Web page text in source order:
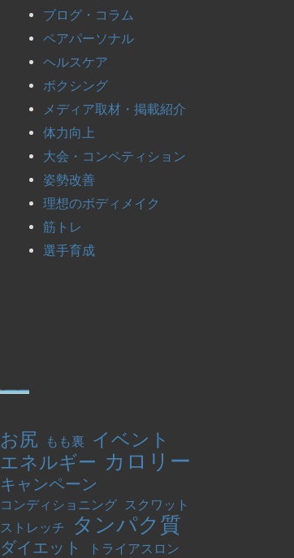
ブログ・コラム
ペアパーソナル
ヘルスケア
ボクシング
メディア取材・掲載紹介
体力向上
大会・コンペティション
姿勢改善
理想のボディメイク
筋トレ
選手育成
お尻 もも裏
イベント
エネルギー カロリー
キャンペーン
コンディショニング スクワット
ストレッチ
タンパク質
ダイエット
トライアスロン